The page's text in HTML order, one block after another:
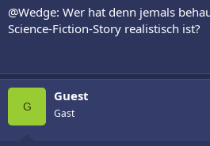
@Wedge: Wer hat denn jemals
Science-Fiction-Story realistisch ist?
G
Guest
Gast